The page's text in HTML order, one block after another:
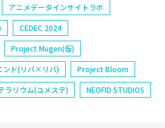
アニメデータインサイトラボ
CEDEC 2024
Project Mugen(仮)
ンド(リバ×リバ)
Project Bloom
ラリウム(ユメステ)
NEOFID STUDIOS